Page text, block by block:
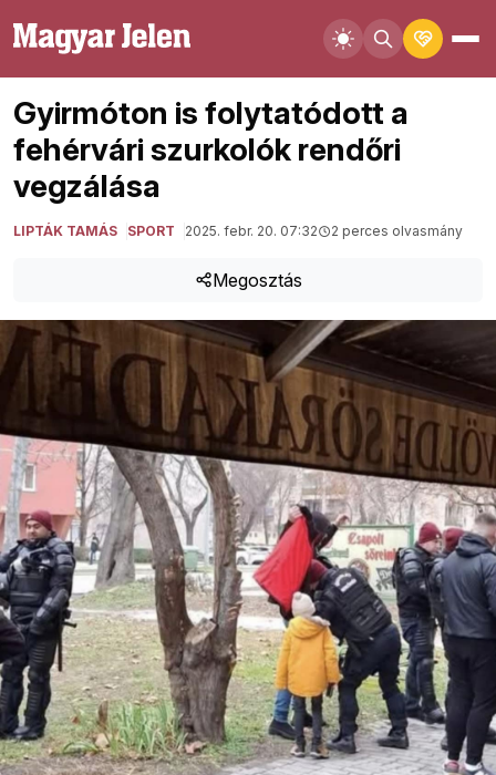
Gyirmóton is folytatódott a
fehérvári szurkolók rendőri
vegzálása
LIPTÁK TAMÁS SPORT 2025. febr. 20. 07:32 2 perces olvasmány
Megosztás